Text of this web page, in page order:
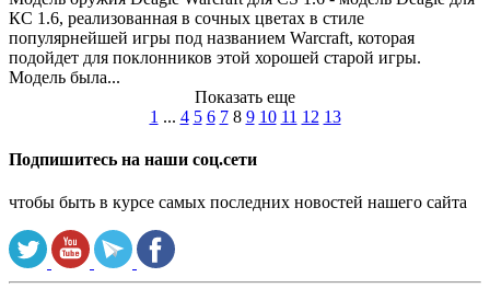
КС 1.6, реализованная в сочных цветах в стиле
популярнейшей игры под названием Warcraft, которая
подойдет для поклонников этой хорошей старой игры.
Модель была...
Показать еще
1 ... 4 5 6 7 8 9 10 11 12 13
Подпишитесь на наши соц.сети
чтобы быть в курсе самых последних новостей нашего сайта